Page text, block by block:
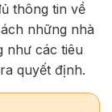
thông tin về
những nhà
như các tiêu
quyết định.